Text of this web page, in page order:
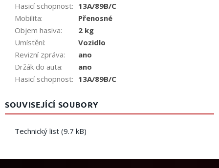
Hasicí schopnost: 13A/89B/C
Mobilita:
Přenosné
Objem hasiva:
2 kg
Umístění:
Vozidlo
Revizní zpráva:
ano
Držák do auta:
ano
Hasicí schopnost: 13A/89B/C
SOUVISEJÍCÍ SOUBORY
Technický list (9.7 kB)